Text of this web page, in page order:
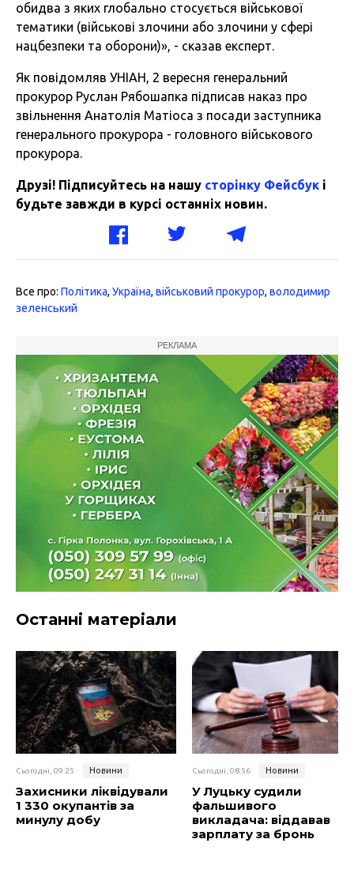
обидва з яких глобально стосується військової
тематики (військові злочини або злочини у сфері
нацбезпеки та оборони)», - сказав експерт.
Як повідомляв УНІАН, 2 вересня генеральний
прокурор Руслан Рябошапка підписав наказ про
звільнення Анатолія Матіоса з посади заступника
генерального прокурора - головного військового
прокурора.
Друзі! Підписуйтесь на нашу сторінку Фейсбук і
будьте завжди в курсі останніх новин.
Все про: Політика, Україна, військовий прокурор, володимир
зеленський
РЕКЛАМА
Останні матеріали
Сьогодні, 09:25 Новини
Захисники ліквідували
1 330 окупантів за
минулу добу
Сьогодні, 08:56 Новини
У Луцьку судили
фальшивого
викладача: віддавав
зарплату за бронь